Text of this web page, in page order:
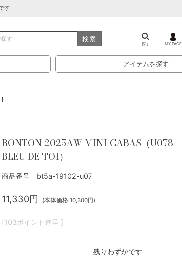
す
検索
探す MY PAGE
アイテムを探す
BONTON 2025AW MINI CABAS（U078
BLEU DE TOI）
商品番号 bt5a-19102-u07
11,330円 (本体価格:10,300円)
[103ポイント進呈 ]
残りわずかです